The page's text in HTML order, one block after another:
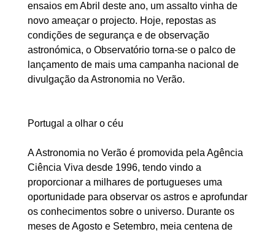
ensaios em Abril deste ano, um assalto vinha de
novo ameaçar o projecto. Hoje, repostas as
condições de segurança e de observação
astronómica, o Observatório torna-se o palco de
lançamento de mais uma campanha nacional de
divulgação da Astronomia no Verão.
Portugal a olhar o céu
A Astronomia no Verão é promovida pela Agência
Ciência Viva desde 1996, tendo vindo a
proporcionar a milhares de portugueses uma
oportunidade para observar os astros e aprofundar
os conhecimentos sobre o universo. Durante os
meses de Agosto e Setembro, meia centena de